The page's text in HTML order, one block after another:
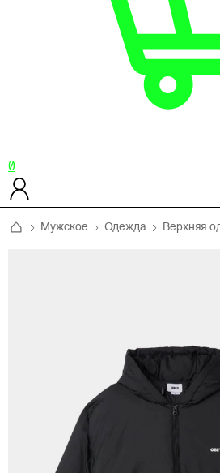
0
Мужское Одежда Верхняя